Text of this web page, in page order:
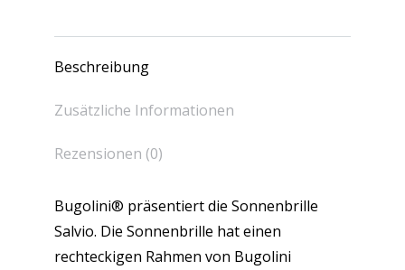
Beschreibung
Zusätzliche Informationen
Rezensionen (0)
Bugolini® präsentiert die Sonnenbrille
Salvio. Die Sonnenbrille hat einen
rechteckigen Rahmen von Bugolini